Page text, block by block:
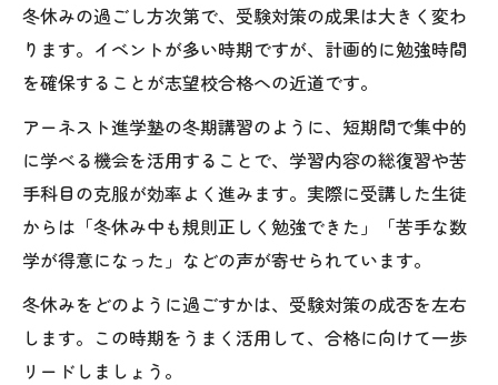
冬休みの過ごし方次第で、受験対策の成果は大きく変わ
ります。イベントが多い時期ですが、計画的に勉強時間
を確保することが志望校合格への近道です。
アーネスト進学塾の冬期講習のように、短期間で集中的
に学べる機会を活用することで、学習内容の総復習や苦
手科目の克服が効率よく進みます。実際に受講した生徒
からは「冬休み中も規則正しく勉強できた」「苦手な数
学が得意になった」などの声が寄せられています。
冬休みをどのように過ごすかは、受験対策の成否を左右
します。この時期をうまく活用して、合格に向けて一歩
リードしましょう。